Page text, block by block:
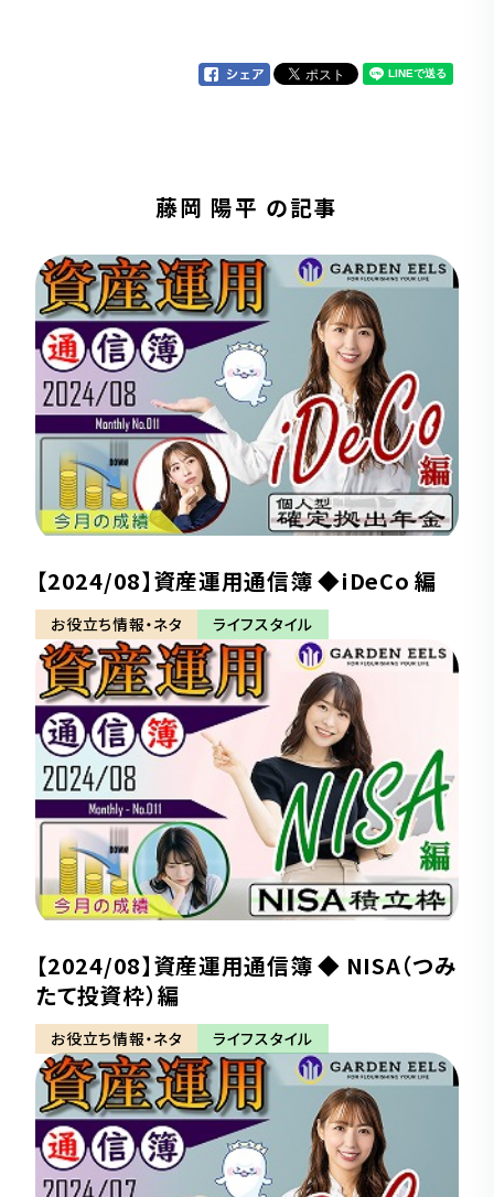
藤岡 陽平 の記事
【2024/08】資産運用通信簿 ◆iDeCo 編
お役立ち情報・ネタ ライフスタイル
【2024/08】資産運用通信簿 ◆ NISA（つみ
たて投資枠）編
お役立ち情報・ネタ ライフスタイル